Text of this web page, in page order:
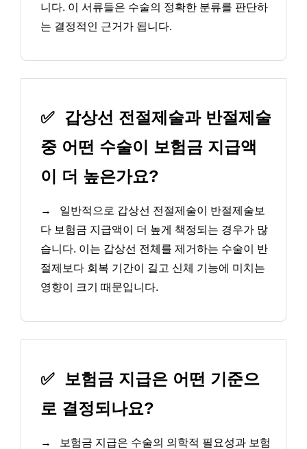
니다. 이 서류들은 수술의 정확한 분류를 판단하
는 결정적인 근거가 됩니다.
✅ 갑상선 전절제술과 반절제술
중 어떤 수술이 보험금 지급액
이 더 높은가요?
→
일반적으로 갑상선 전절제술이 반절제술보
다 보험금 지급액이 더 높게 책정되는 경우가 많
습니다. 이는 갑상선 전체를 제거하는 수술이 반
절제보다 회복 기간이 길고 신체 기능에 미치는
영향이 크기 때문입니다.
✅ 보험금 지급은 어떤 기준으
로 결정되나요?
→
보험금 지급은 수술의 의학적 필요성과 보험